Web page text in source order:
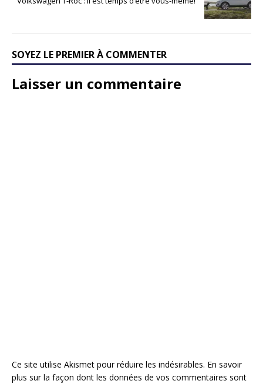
SOYEZ LE PREMIER À COMMENTER
Laisser un commentaire
Ce site utilise Akismet pour réduire les indésirables. En savoir
plus sur la façon dont les données de vos commentaires sont